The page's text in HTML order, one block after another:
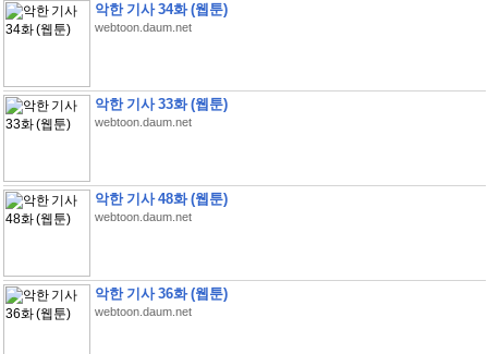
악한 기사 34화 (웹툰)
webtoon.daum.net
악한 기사 33화 (웹툰)
webtoon.daum.net
악한 기사 48화 (웹툰)
webtoon.daum.net
악한 기사 36화 (웹툰)
webtoon.daum.net